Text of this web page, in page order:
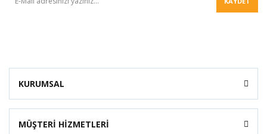
KURUMSAL
MÜŞTERİ HİZMETLERİ